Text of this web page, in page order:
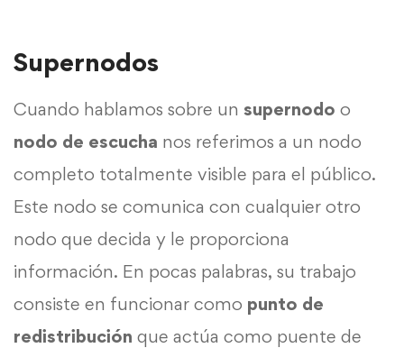
Supernodos
Cuando hablamos sobre un supernodo o
nodo de escucha nos referimos a un nodo
completo totalmente visible para el público.
Este nodo se comunica con cualquier otro
nodo que decida y le proporciona
información. En pocas palabras, su trabajo
consiste en funcionar como punto de
redistribución que actúa como puente de